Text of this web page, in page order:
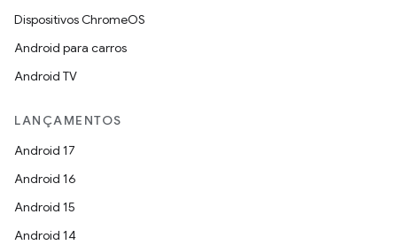
Dispositivos ChromeOS
Android para carros
Android TV
LANÇAMENTOS
Android 17
Android 16
Android 15
Android 14